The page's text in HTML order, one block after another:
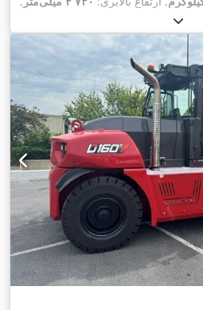
, مرکز ثقل بار:
تریپلکس, ارتفاع سازه:۲٬۲۳۰ میلی‌متر
,
طول شاخک‌ها: ۱٬۲۰۰ میلی‌متر